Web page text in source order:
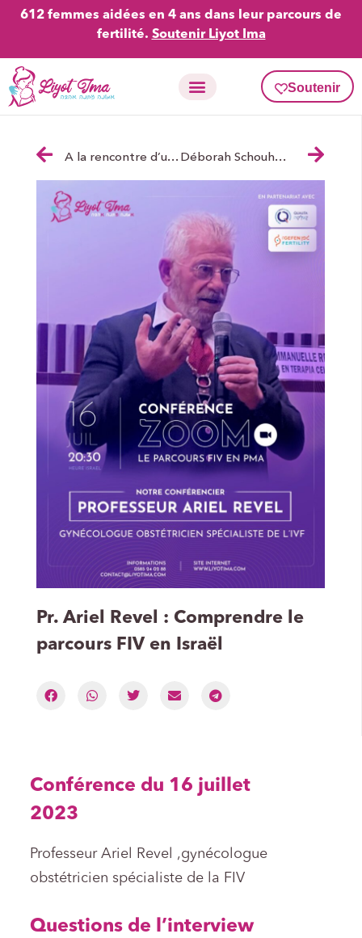
612 femmes aidées en 4 ans dans leur parcours de
fertilité. Soutenir Liyot Ima
Soutenir
A la rencontre d’une marraine de Liyot Ima : Mihal Déborah Schouhmann : Le couple à l’épreuve de la PMA
Pr. Ariel Revel : Comprendre le
parcours FIV en Israël
Conférence du 16 juillet
2023
Professeur Ariel Revel ,gynécologue
obstétricien spécialiste de la FIV
Questions de l’interview